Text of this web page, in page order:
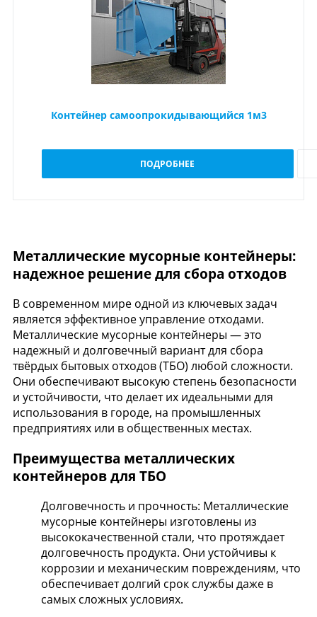
Контейнер самоопрокидывающийся 1м3
ПОДРОБНЕЕ
Металлические мусорные контейнеры:
надежное решение для сбора отходов
В современном мире одной из ключевых задач
является эффективное управление отходами.
Металлические мусорные контейнеры — это
надежный и долговечный вариант для сбора
твёрдых бытовых отходов (ТБО) любой сложности.
Они обеспечивают высокую степень безопасности
и устойчивости, что делает их идеальными для
использования в городе, на промышленных
предприятиях или в общественных местах.
Преимущества металлических
контейнеров для ТБО
Долговечность и прочность: Металлические
мусорные контейнеры изготовлены из
высококачественной стали, что протяждает
долговечность продукта. Они устойчивы к
коррозии и механическим повреждениям, что
обеспечивает долгий срок службы даже в
самых сложных условиях.